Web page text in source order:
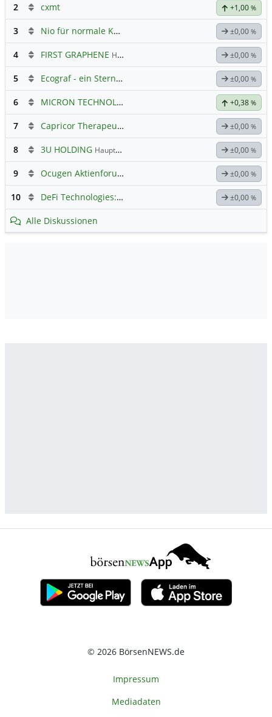
2 cxmt +1,00 %
3 Nio für normale Kommunikation ±0,00 %
4 FIRST GRAPHENE Hauptdiskussion ±0,00 %
5 Ecograf - ein Stern am Graphithimmel ±0,00 %
6 MICRON TECHNOLOGY +0,38 %
7 Capricor Therapeutics ±0,00 %
8 3U HOLDING Hauptdiskussion ±0,00 %
9 Ocugen Aktienforum ±0,00 %
10 DeFi Technologies: Eine Perle? ±0,00 %
Alle Diskussionen
© 2026 BörsenNEWS.de
Impressum
Mediadaten